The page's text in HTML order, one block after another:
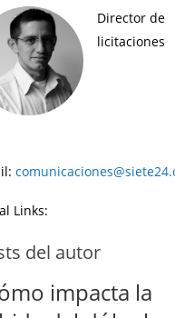
Director de
licitaciones
Links:
del autor
impacta la